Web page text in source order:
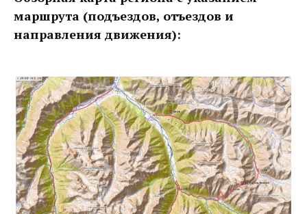
маршрута (подъездов, отъездов и
направления движения):